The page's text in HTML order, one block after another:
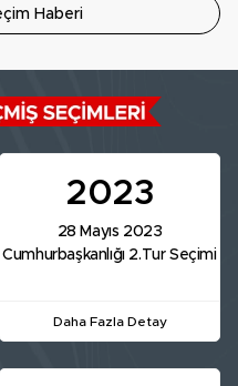
Haberi
2023
28 Mayıs 2023
Cumhurbaşkanlığı 2.Tur Seçimi
Daha Fazla Detay